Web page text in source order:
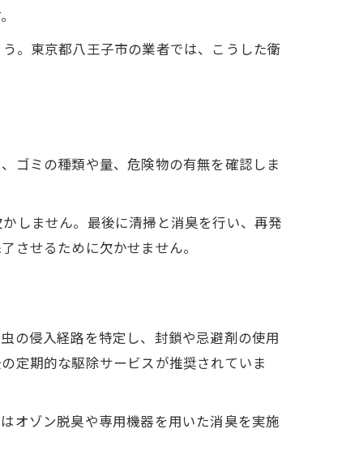
。東京都八王子市の業者では、こうした衛
ゴミの種類や量、危険物の有無を確認しま
しません。最後に清掃と消臭を行い、再発
させるために欠かせません。
の侵入経路を特定し、封鎖や忌避剤の使用
定期的な駆除サービスが推奨されていま
オゾン脱臭や専用機器を用いた消臭を実施